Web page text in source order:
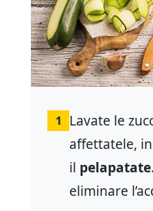
1
Lavate le
affettatele,
il pelapatate.
eliminare